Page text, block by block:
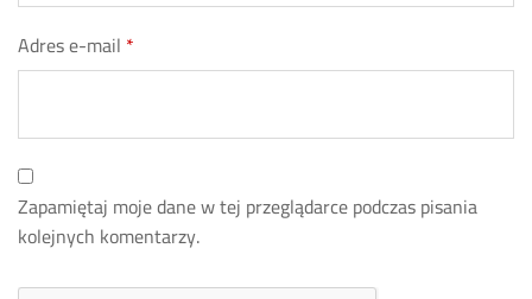
Adres e-mail *
Zapamiętaj moje dane w tej przeglądarce podczas pisania
kolejnych komentarzy.